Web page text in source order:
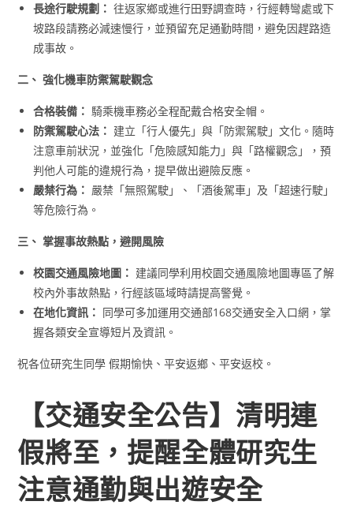
長途行駛規劃： 往返家鄉或進行田野調查時，行經轉彎處或下
坡路段請務必減速慢行，並預留充足通勤時間，避免因趕路造
成事故。
二、強化機車防禦駕駛觀念
合格裝備： 騎乘機車務必全程配戴合格安全帽。
防禦駕駛心法： 建立「行人優先」與「防禦駕駛」文化。隨時
注意車前狀況，並強化「危險感知能力」與「路權觀念」，預
判他人可能的違規行為，提早做出避險反應。
嚴禁行為： 嚴禁「無照駕駛」、「酒後駕車」及「超速行駛」
等危險行為。
三、掌握事故熱點，避開風險
校園交通風險地圖： 建議同學利用校園交通風險地圖專區了解
校內外事故熱點，行經該區域時請提高警覺。
在地化資訊： 同學可多加運用交通部168交通安全入口網，掌
握各類安全宣導短片及資訊。
祝各位研究生同學 假期愉快、平安返鄉、平安返校。
【交通安全公告】清明連
假將至，提醒全體研究生
注意通勤與出遊安全